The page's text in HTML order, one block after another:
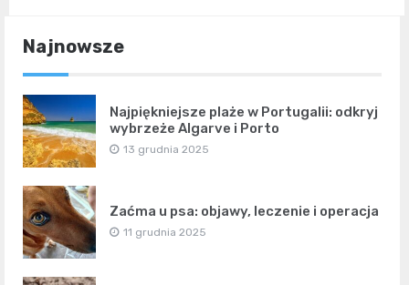
Najnowsze
Najpiękniejsze plaże w Portugalii: odkryj
wybrzeże Algarve i Porto
13 grudnia 2025
Zaćma u psa: objawy, leczenie i operacja
11 grudnia 2025